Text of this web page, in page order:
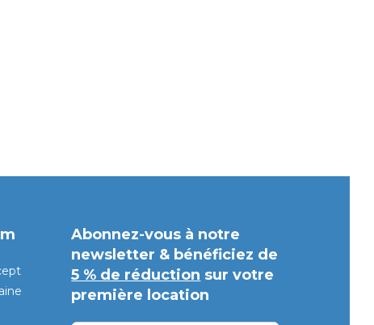
Abonnez-vous à notre
newsletter & bénéficiez de
5 % de réduction sur votre
première location